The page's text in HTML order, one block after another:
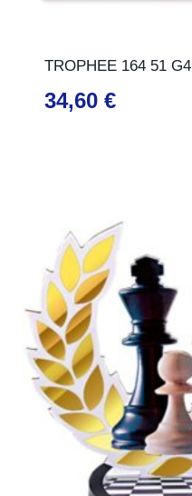
TROPHEE 164 51 G4
34,60 €